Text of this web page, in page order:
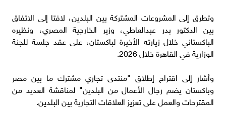
وتطرق إلى المشروعات المشتركة بين البلدين، لافتا إلى الاتفاق
بين الدكتور بدر عبدالعاطي، وزير الخارجية المصري، ونظيره
الباكستاني خلال زيارته الأخيرة لباكستان، على عقد جلسة للجنة
الوزارية في القاهرة خلال 2026.
وأشار إلى اقتراح إطلاق "منتدى تجاري مشترك ما بين مصر
وباكستان يضم رجال الأعمال من البلدين" لمناقشة العديد من
المقترحات والعمل على تعزيز العلاقات التجارية بين البلدين.